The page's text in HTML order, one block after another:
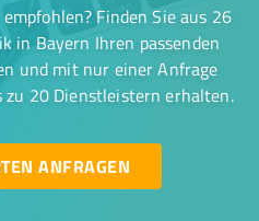
Finden Sie aus 26
in Bayern Ihren passenden
und mit nur einer Anfrage
zu 20 Dienstleistern erhalten.
ANFRAGEN